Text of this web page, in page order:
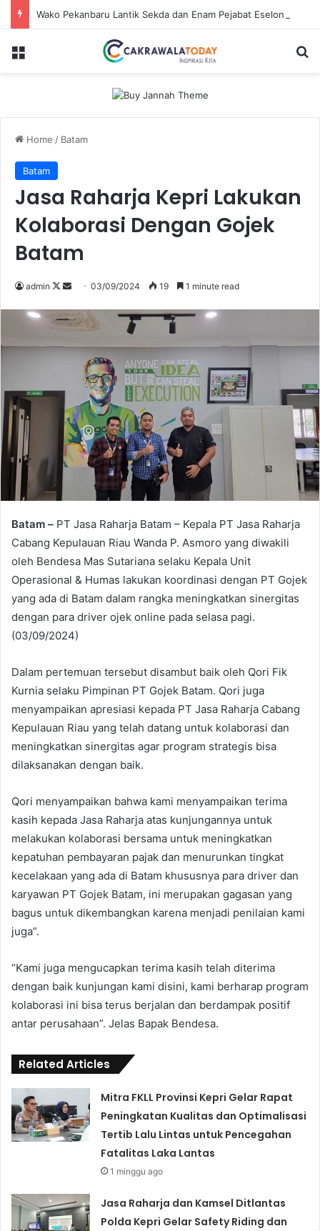
Menu
Home / Batam
Batam
Jasa Raharja Kepri Lakukan
Kolaborasi Dengan Gojek
Batam
admin
Follow
X
Send
email
03/09/2024 19 1 minute read
Batam – PT Jasa Raharja Batam – Kepala PT Jasa Raharja
Cabang Kepulauan Riau Wanda P. Asmoro yang diwakili
oleh Bendesa Mas Sutariana selaku Kepala Unit
Operasional & Humas lakukan koordinasi dengan PT Gojek
yang ada di Batam dalam rangka meningkatkan sinergitas
dengan para driver ojek online pada selasa pagi.
(03/09/2024)
Dalam pertemuan tersebut disambut baik oleh Qori Fik
Kurnia selaku Pimpinan PT Gojek Batam. Qori juga
menyampaikan apresiasi kepada PT Jasa Raharja Cabang
Kepulauan Riau yang telah datang untuk kolaborasi dan
meningkatkan sinergitas agar program strategis bisa
dilaksanakan dengan baik.
Qori menyampaikan bahwa kami menyampaikan terima
kasih kepada Jasa Raharja atas kunjungannya untuk
melakukan kolaborasi bersama untuk meningkatkan
kepatuhan pembayaran pajak dan menurunkan tingkat
kecelakaan yang ada di Batam khususnya para driver dan
karyawan PT Gojek Batam, ini merupakan gagasan yang
bagus untuk dikembangkan karena menjadi penilaian kami
juga”.
“Kami juga mengucapkan terima kasih telah diterima
dengan baik kunjungan kami disini, kami berharap program
kolaborasi ini bisa terus berjalan dan berdampak positif
antar perusahaan”. Jelas Bapak Bendesa.
Related Articles
Mitra FKLL Provinsi Kepri Gelar Rapat
Peningkatan Kualitas dan Optimalisasi
Tertib Lalu Lintas untuk Pencegahan
Fatalitas Laka Lantas
1 minggu ago
Jasa Raharja dan Kamsel Ditlantas
Polda Kepri Gelar Safety Riding dan